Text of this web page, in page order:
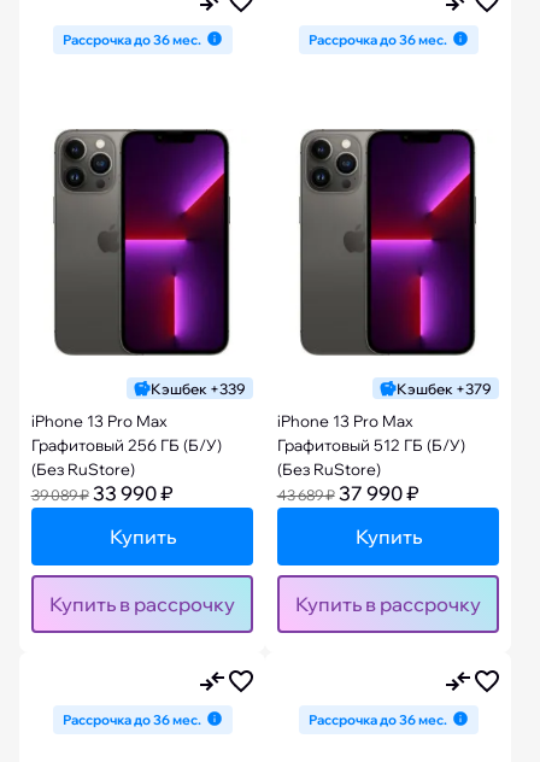
Рассрочка до 36 мес.
Кэшбек +339
iPhone 13 Pro Max
Графитовый 256 ГБ (Б/У)
(Без RuStore)
39 089 ₽ 33 990 ₽
Купить
Купить в рассрочку
Рассрочка до 36 мес.
Кэшбек +379
iPhone 13 Pro Max
Графитовый 512 ГБ (Б/У)
(Без RuStore)
43 689 ₽ 37 990 ₽
Купить
Купить в рассрочку
Рассрочка до 36 мес. Рассрочка до 36 мес.